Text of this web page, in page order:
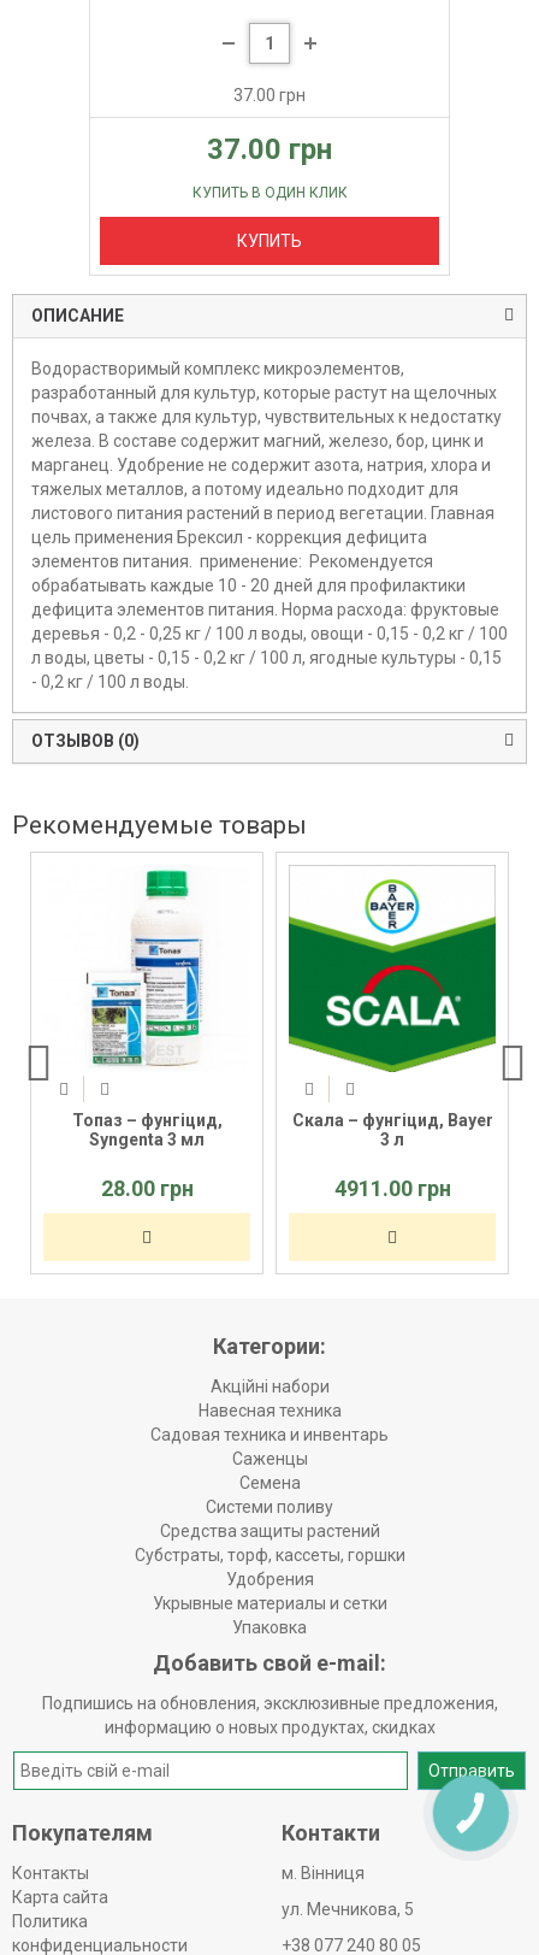
37.00 грн
37.00 грн
КУПИТЬ В ОДИН КЛИК
КУПИТЬ
ОПИСАНИЕ
Водорастворимый комплекс микроэлементов,
разработанный для культур, которые растут на щелочных
почвах, а также для культур, чувствительных к недостатку
железа. В составе содержит магний, железо, бор, цинк и
марганец. Удобрение не содержит азота, натрия, хлора и
тяжелых металлов, а потому идеально подходит для
листового питания растений в период вегетации. Главная
цель применения Брексил - коррекция дефицита
элементов питания. применение: Рекомендуется
обрабатывать каждые 10 - 20 дней для профилактики
дефицита элементов питания. Норма расхода: фруктовые
деревья - 0,2 - 0,25 кг / 100 л воды, овощи - 0,15 - 0,2 кг / 100
л воды, цветы - 0,15 - 0,2 кг / 100 л, ягодные культуры - 0,15
- 0,2 кг / 100 л воды.
ОТЗЫВОВ (0)
Рекомендуемые товары
Топаз – фунгіцид,
Syngenta 3 мл
28.00 грн
Скала – фунгіцид, Bayer
3 л
4911.00 грн
Категории:
Акційні набори
Навесная техника
Садовая техника и инвентарь
Саженцы
Семена
Системи поливу
Средства защиты растений
Субстраты, торф, кассеты, горшки
Удобрения
Укрывные материалы и сетки
Упаковка
Добавить свой e-mail:
Подпишись на обновления, эксклюзивные предложения,
информацию о новых продуктах, скидках
Отправить
Покупателям
Контакты
Карта сайта
Политика
конфиденциальности
Контакти
м. Вінниця
ул. Мечникова, 5
+38 077 240 80 05
КНОПКА
ЗВ'ЯЗКУ